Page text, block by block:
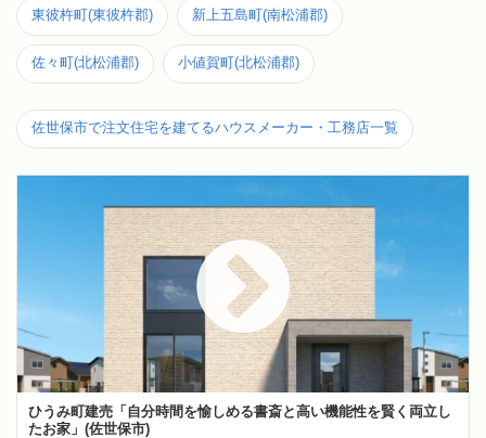
東彼杵町(東彼杵郡) 新上五島町(南松浦郡)
佐々町(北松浦郡) 小値賀町(北松浦郡)
佐世保市で注文住宅を建てるハウスメーカー・工務店一覧
ひうみ町建売「自分時間を愉しめる書斎と高い機能性を賢く両立し
たお家」(佐世保市)